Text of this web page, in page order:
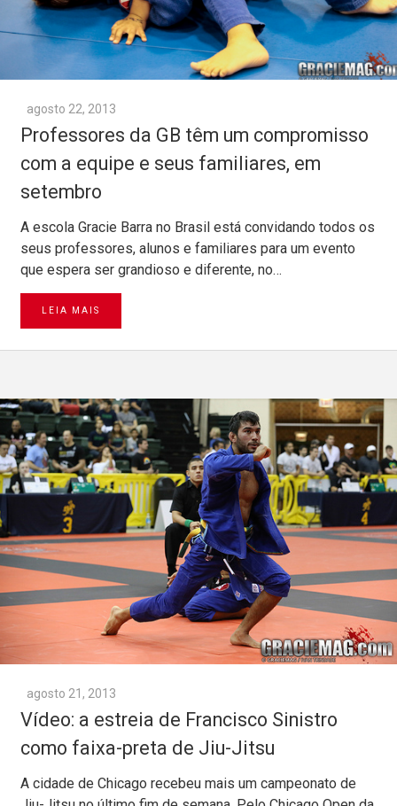
agosto 22, 2013
Professores da GB têm um compromisso
com a equipe e seus familiares, em
setembro
A escola Gracie Barra no Brasil está convidando todos os
seus professores, alunos e familiares para um evento
que espera ser grandioso e diferente, no…
LEIA MAIS
agosto 21, 2013
Vídeo: a estreia de Francisco Sinistro
como faixa-preta de Jiu-Jitsu
A cidade de Chicago recebeu mais um campeonato de